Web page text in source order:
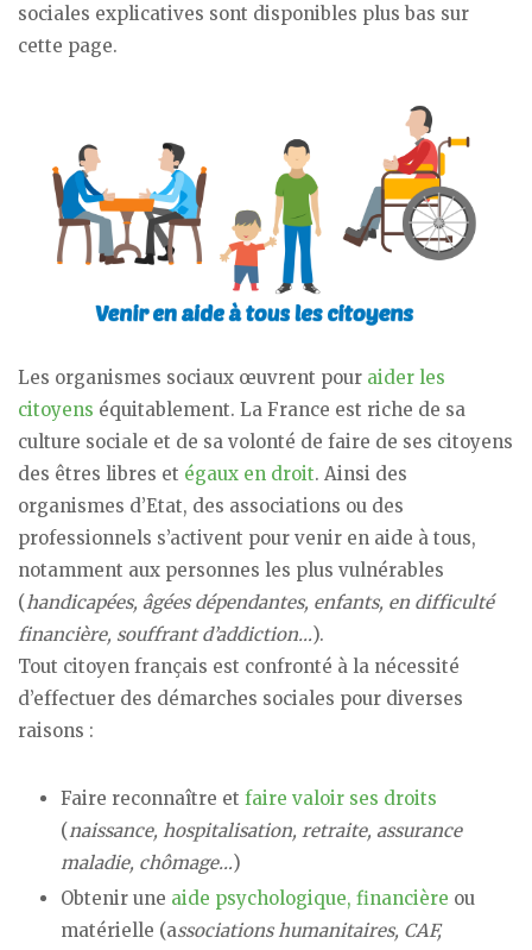
sociales explicatives sont disponibles plus bas sur
cette page.
Les organismes sociaux œuvrent pour aider les
citoyens équitablement. La France est riche de sa
culture sociale et de sa volonté de faire de ses citoyens
des êtres libres et égaux en droit. Ainsi des
organismes d’Etat, des associations ou des
professionnels s’activent pour venir en aide à tous,
notamment aux personnes les plus vulnérables
(handicapées, âgées dépendantes, enfants, en difficulté
financière, souffrant d’addiction…).
Tout citoyen français est confronté à la nécessité
d’effectuer des démarches sociales pour diverses
raisons :
Faire reconnaître et faire valoir ses droits
(naissance, hospitalisation, retraite, assurance
maladie, chômage…)
Obtenir une aide psychologique, financière ou
matérielle (associations humanitaires, CAF,